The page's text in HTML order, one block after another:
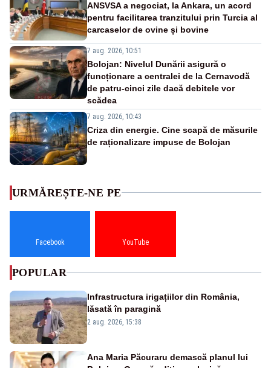
ANSVSA a negociat, la Ankara, un acord
pentru facilitarea tranzitului prin Turcia al
carcaselor de ovine și bovine
7 aug. 2026, 10:51
Bolojan: Nivelul Dunării asigură o
funcționare a centralei de la Cernavodă
de patru-cinci zile dacă debitele vor
scădea
7 aug. 2026, 10:43
Criza din energie. Cine scapă de măsurile
de raționalizare impuse de Bolojan
URMĂREȘTE-NE PE
Facebook YouTube
POPULAR
Infrastructura irigațiilor din România,
lăsată în paragină
2 aug. 2026, 15:38
Ana Maria Păcuraru demască planul lui